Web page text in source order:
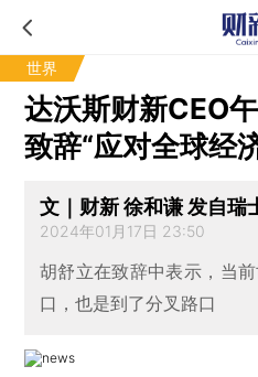
世界
达沃斯财新CEO
致辞“应对全球经
文｜财新 徐和谦 发自瑞
2024年01月17日 23:50
胡舒立在致辞中表示，当
口，也是到了分叉路口